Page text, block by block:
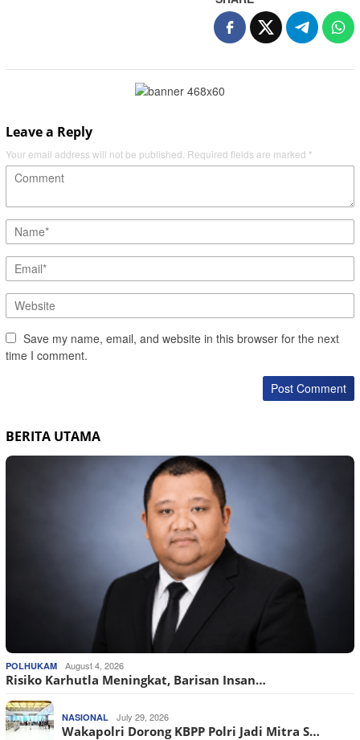
Leave a Reply
Your email address will not be published. Required fields are marked *
Save my name, email, and website in this browser for the next
time I comment.
BERITA UTAMA
POLHUKAM August 4, 2026
Risiko Karhutla Meningkat, Barisan Insan…
NASIONAL July 29, 2026
Wakapolri Dorong KBPP Polri Jadi Mitra S…